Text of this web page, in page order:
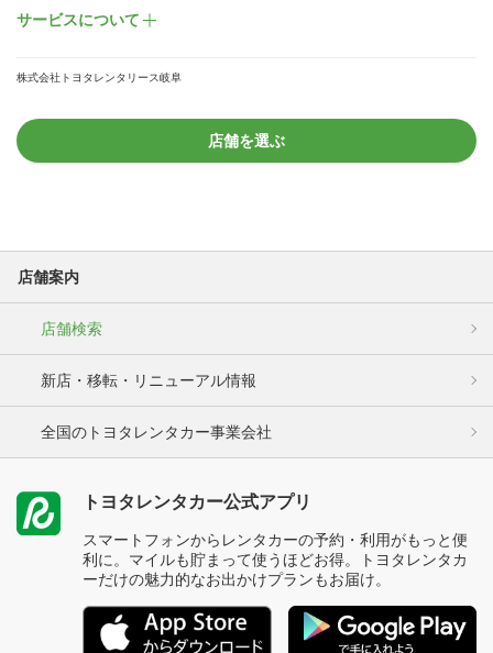
サービスについて
株式会社トヨタレンタリース岐阜
店舗を選ぶ
店舗案内
店舗検索
新店・移転・リニューアル情報
全国のトヨタレンタカー事業会社
トヨタレンタカー公式アプリ
スマートフォンからレンタカーの予約・利用がもっと便
利に。マイルも貯まって使うほどお得。トヨタレンタカ
ーだけの魅力的なお出かけプランもお届け。